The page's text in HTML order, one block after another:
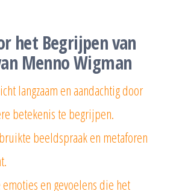
het Begrijpen van
Menno Wigman
langzaam en aandachtig door
betekenis te begrijpen.
beeldspraak en metaforen
en gevoelens die het